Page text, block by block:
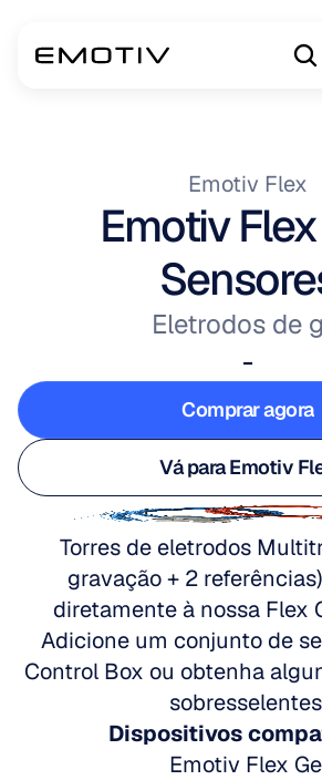
Emotiv Flex
Emotiv
Eletrodos de
-
Comprar agora
Comprar agora
Vá para Emotiv
Vá para Emotiv
Torres de eletrodos
gravação + 2
diretamente à nossa Flex
Adicione um conjunto de
Control Box ou obtenha
Dispositivos
Emotiv Flex